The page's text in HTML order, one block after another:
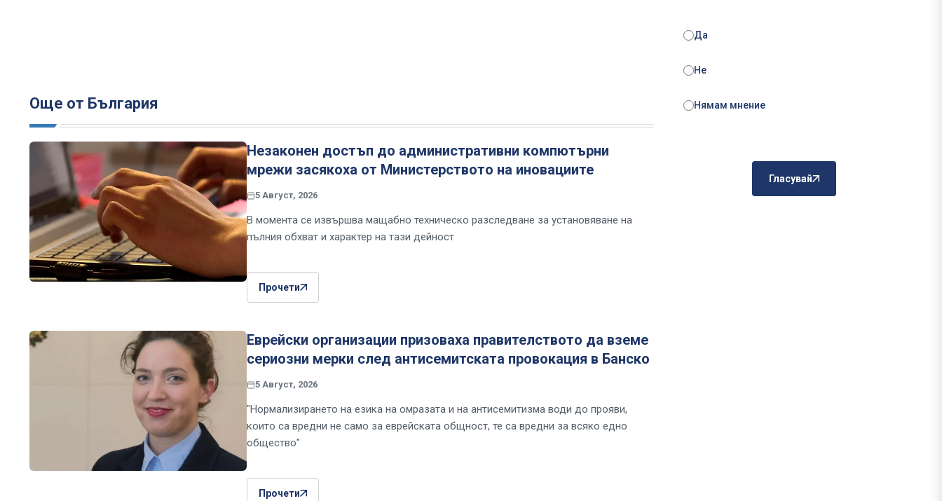
Още от България
Незаконен достъп до административни компютърни
мрежи засякоха от Министерството на иновациите
5 Август, 2026
В момента се извършва мащабно техническо разследване за установяване на
пълния обхват и характер на тази дейност
Прочети
Еврейски организации призоваха правителството да вземе
сериозни мерки след антисемитската провокация в Банско
5 Август, 2026
"Нормализирането на езика на омразата и на антисемитизма води до прояви,
които са вредни не само за еврейската общност, те са вредни за всяко едно
общество"
Прочети
Да
Не
Нямам мнение
Гласувай